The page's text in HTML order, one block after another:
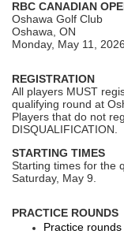
RBC CANADIAN
Oshawa Golf Club
Oshawa, ON
Monday, May 11, 2026
REGISTRATION
All players MUST
qualifying round at
Players that do not
DISQUALIFICATION.
STARTING TIMES
Starting times for the
Saturday, May 9.
PRACTICE ROUNDS
Practice